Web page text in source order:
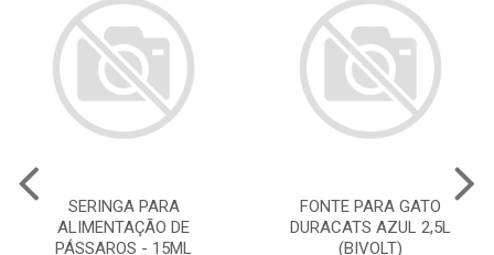
SERINGA PARA
ALIMENTAÇÃO DE
PÁSSAROS - 15ML
FONTE PARA GATO
DURACATS AZUL 2,5L
(BIVOLT)